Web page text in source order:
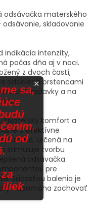
odsávačka materského
skladovanie
indikácia intenzity,
počas dňa aj v noci.
z dvoch častí,
oddelená prstencami
bradavky a na
komfort a
a efektívne
určená na
stimuluje tvorbu
odsávačka
pre
Súčasťou balenia je
napomáha zachovať
×
sa,
od
iliek